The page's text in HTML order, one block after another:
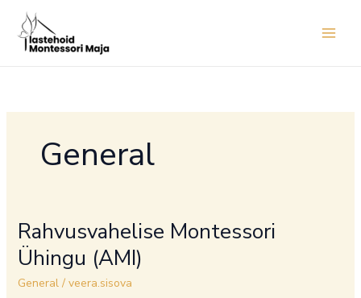
content
General
Rahvusvahelise Montessori
Ühingu (AMI)
General/ veera.sisova
Rahvusvahelise
Montessori
Ühingu
(AMI)